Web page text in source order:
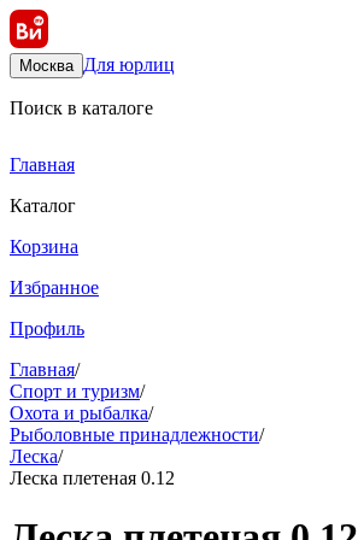
Москва Для юрлиц
Поиск в каталоге
Главная
Каталог
Корзина
Избранное
Профиль
Главная/
Спорт и туризм/
Охота и рыбалка/
Рыболовные принадлежности/
Леска/
Леска плетеная 0.12